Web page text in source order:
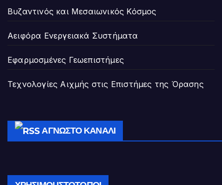
Βυζαντινός και Μεσαιωνικός Κόσμος
Αειφόρα Ενεργειακά Συστήματα
Εφαρμοσμένες Γεωεπιστήμες
Τεχνολογίες Αιχμής στις Επιστήμες της Όρασης
ΆΓΝΩΣΤΟ ΚΑΝΆΛΙ